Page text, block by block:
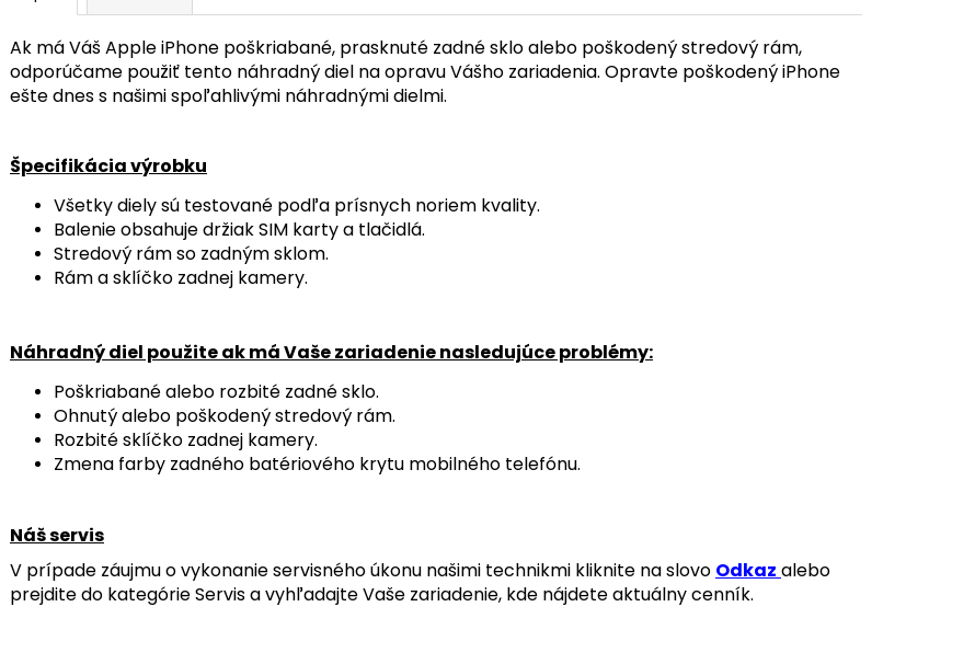
Ak má Váš Apple iPhone poškriabané, prasknuté zadné sklo alebo poškodený stredový rám,
odporúčame použiť tento náhradný diel na opravu Vášho zariadenia. Opravte poškodený iPhone
ešte dnes s našimi spoľahlivými náhradnými dielmi.
Špecifikácia výrobku
Všetky diely sú testované podľa prísnych noriem kvality.
Balenie obsahuje držiak SIM karty a tlačidlá.
Stredový rám so zadným sklom.
Rám a sklíčko zadnej kamery.
Náhradný diel použite ak má Vaše zariadenie nasledujúce problémy:
Poškriabané alebo rozbité zadné sklo.
Ohnutý alebo poškodený stredový rám.
Rozbité sklíčko zadnej kamery.
Zmena farby zadného batériového krytu mobilného telefónu.
Náš servis
V prípade záujmu o vykonanie servisného úkonu našimi technikmi kliknite na slovo Odkaz alebo
prejdite do kategórie Servis a vyhľadajte Vaše zariadenie, kde nájdete aktuálny cenník.